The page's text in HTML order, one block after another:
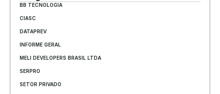
BB TECNOLOGIA
CIASC
DATAPREV
INFORME GERAL
MELI DEVELOPERS BRASIL LTDA
SERPRO
SETOR PRIVADO